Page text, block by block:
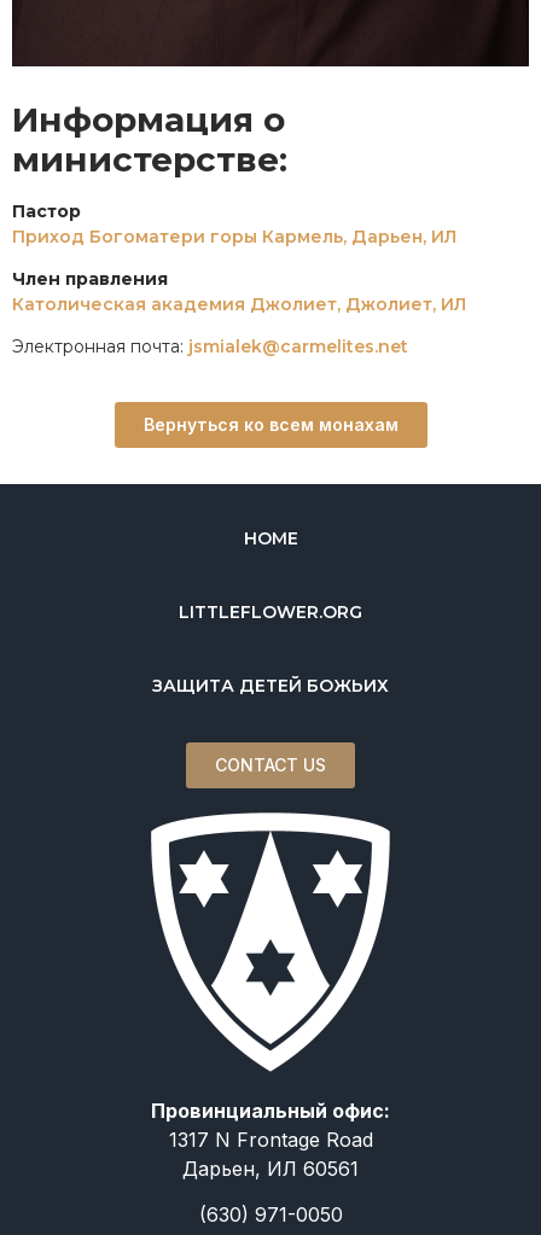
Информация о
министерстве:
Пастор
Приход Богоматери горы Кармель, Дарьен, ИЛ
Член правления
Католическая академия Джолиет, Джолиет, ИЛ
Электронная почта: jsmialek@carmelites.net
Вернуться ко всем монахам
HOME
LITTLEFLOWER.ORG
ЗАЩИТА ДЕТЕЙ БОЖЬИХ
CONTACT US
Провинциальный офис:
1317 N Frontage Road
Дарьен, ИЛ 60561
(630) 971-0050